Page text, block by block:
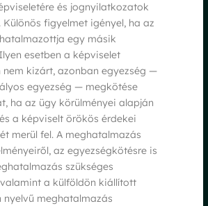
és jognyilatkozatok
Különös figyelmet igényel, ha az
egy másik
esetben a képviselet
kizárt, azonban egyezség —
egyezség — megkötése
ha az ügy körülményei alapján
a képviselt örökös érdekei
merül fel. A meghatalmazás
az egyezségkötésre is
szükséges
a külföldön kiállított
meghatalmazás